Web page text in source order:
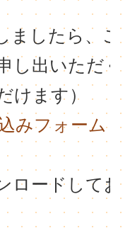
たら、ご寄
出いただく
ます）
みフォーム（
ドしてお申